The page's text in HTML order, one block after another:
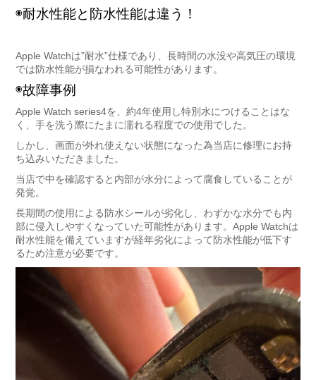
◉耐水性能と防水性能は違う！
Apple Watchは”耐水”仕様であり、長時間の水没や高気圧の環境
では防水性能が損なわれる可能性があります。
◉故障事例
Apple Watch series4を、約4年使用し特別水につけることはな
く、手を洗う際にたまに濡れる程度での使用でした。
しかし、画面が外れ使えない状態になった為当店に修理にお持
ち込みいただきました。
当店で中を確認すると内部が水分によって腐食していることが
発覚。
長期間の使用による防水シールが劣化し、わずかな水分でも内
部に侵入しやすくなっていた可能性があります。Apple Watchは
耐水性能を備えていますが経年劣化によって防水性能が低下す
るため注意が必要です。